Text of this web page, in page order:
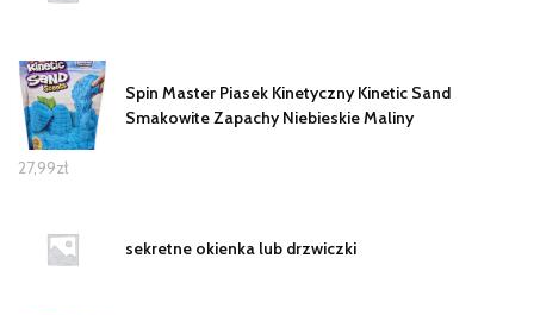
Spin Master Piasek Kinetyczny Kinetic Sand
Smakowite Zapachy Niebieskie Maliny
27,99zł
sekretne okienka lub drzwiczki